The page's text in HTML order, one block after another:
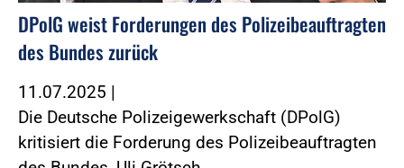
DPolG weist Forderungen des Polizeibeauftragten
des Bundes zurück
11.07.2025 |
Die Deutsche Polizeigewerkschaft (DPolG)
kritisiert die Forderung des Polizeibeauftragten